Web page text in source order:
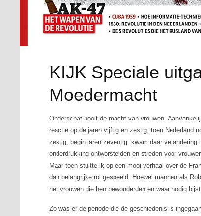
KIJK Speciale
Moedermacht
Onderschat nooit de macht van vrouwen.
reactie op de jaren vijftig en zestig, toen Nederland
zestig, begin jaren zeventig, kwam daar
onderdrukking ontworstelden en streden voor
Maar toen stuitte ik op een mooi verhaal over de
dan belangrijke rol gespeeld. Hoewel mannen als
het vrouwen die hen bewonderden en waar nodig
Zo was er de periode die de geschiedenis is